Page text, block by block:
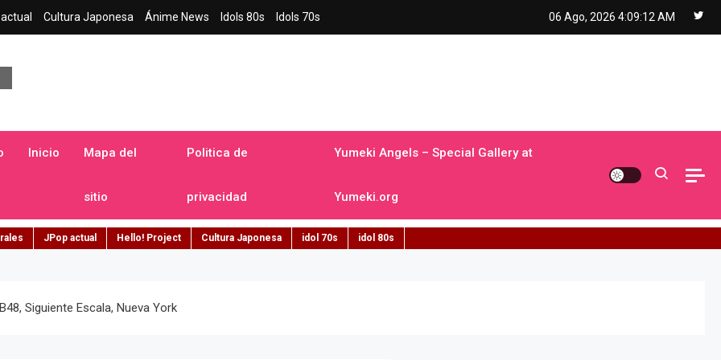
Cultura Japonesa Ánime News Idols 80s Idols 70s 06 Ago, 2026 4:09:13 AM
Inicio Mapa del
sitio
Politica de
privacidad
Yumeki Angels – Special Gallery at
Yumeki.org
JPop actual Hello! Project Cultura Japonesa idol 70s idol 80s
Siguiente Escala, Nueva York